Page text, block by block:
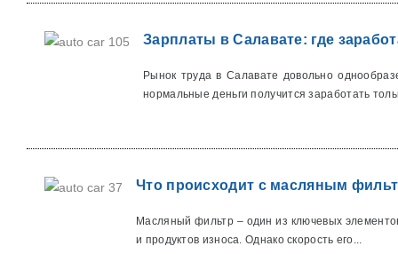
Зарплаты в Салавате: где
Рынок труда в Салавате довольно
нормальные деньги получится заработать
Что происходит с масляным
Масляный фильтр – один из ключевых
и продуктов износа. Однако скорость его...